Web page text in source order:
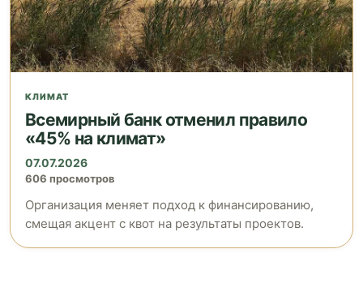
КЛИМАТ
Всемирный банк отменил правило
«45% на климат»
07.07.2026
606 просмотров
Организация меняет подход к финансированию,
смещая акцент с квот на результаты проектов.